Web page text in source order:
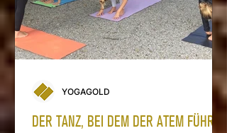
DER TANZ, BEI DEM DER ATEM FÜHRT:
YOGAGOLD